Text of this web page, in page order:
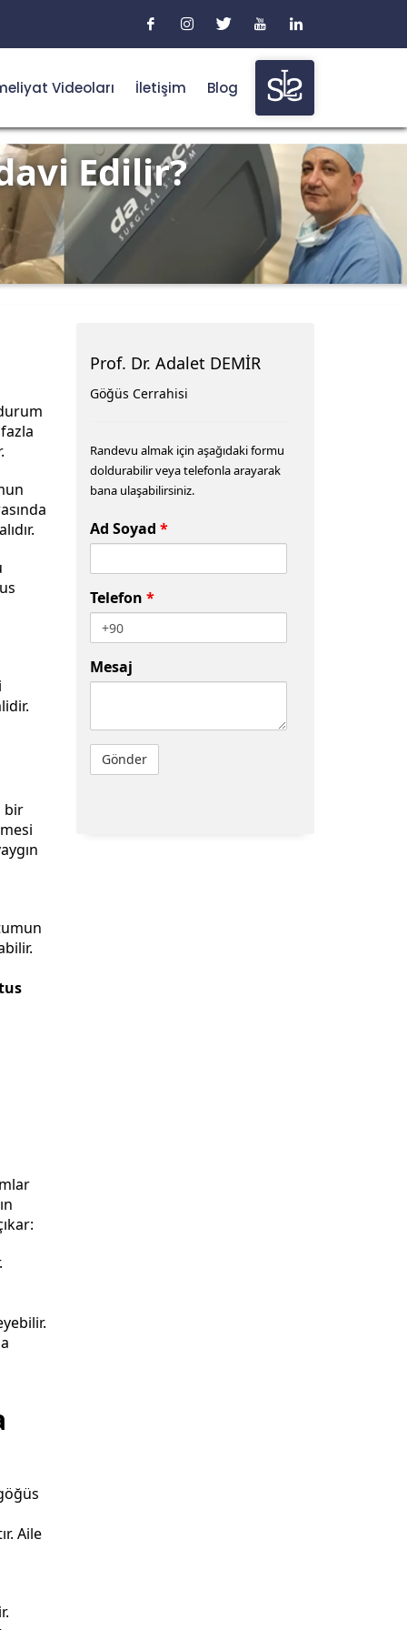
Videoları İletişim Blog
Edilir?
bir
Aile
Prof. Dr. Adalet DEMİR
Göğüs Cerrahisi
Randevu almak için aşağıdaki formu
doldurabilir veya telefonla arayarak
bana ulaşabilirsiniz.
Ad Soyad *
Telefon *
Mesaj